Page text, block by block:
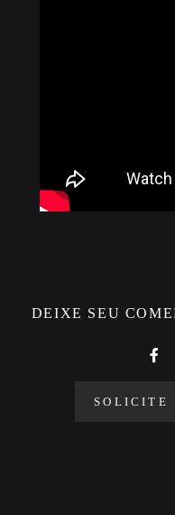
DEIXE SEU
SOLICITE